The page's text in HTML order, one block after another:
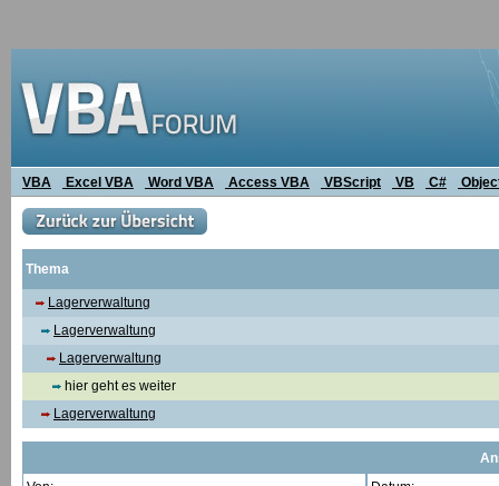
VBA Excel VBA Word VBA Access VBA VBScript VB C#
Thema
Lagerverwaltung
Lagerverwaltung
Lagerverwaltung
hier geht es weiter
Lagerverwaltung